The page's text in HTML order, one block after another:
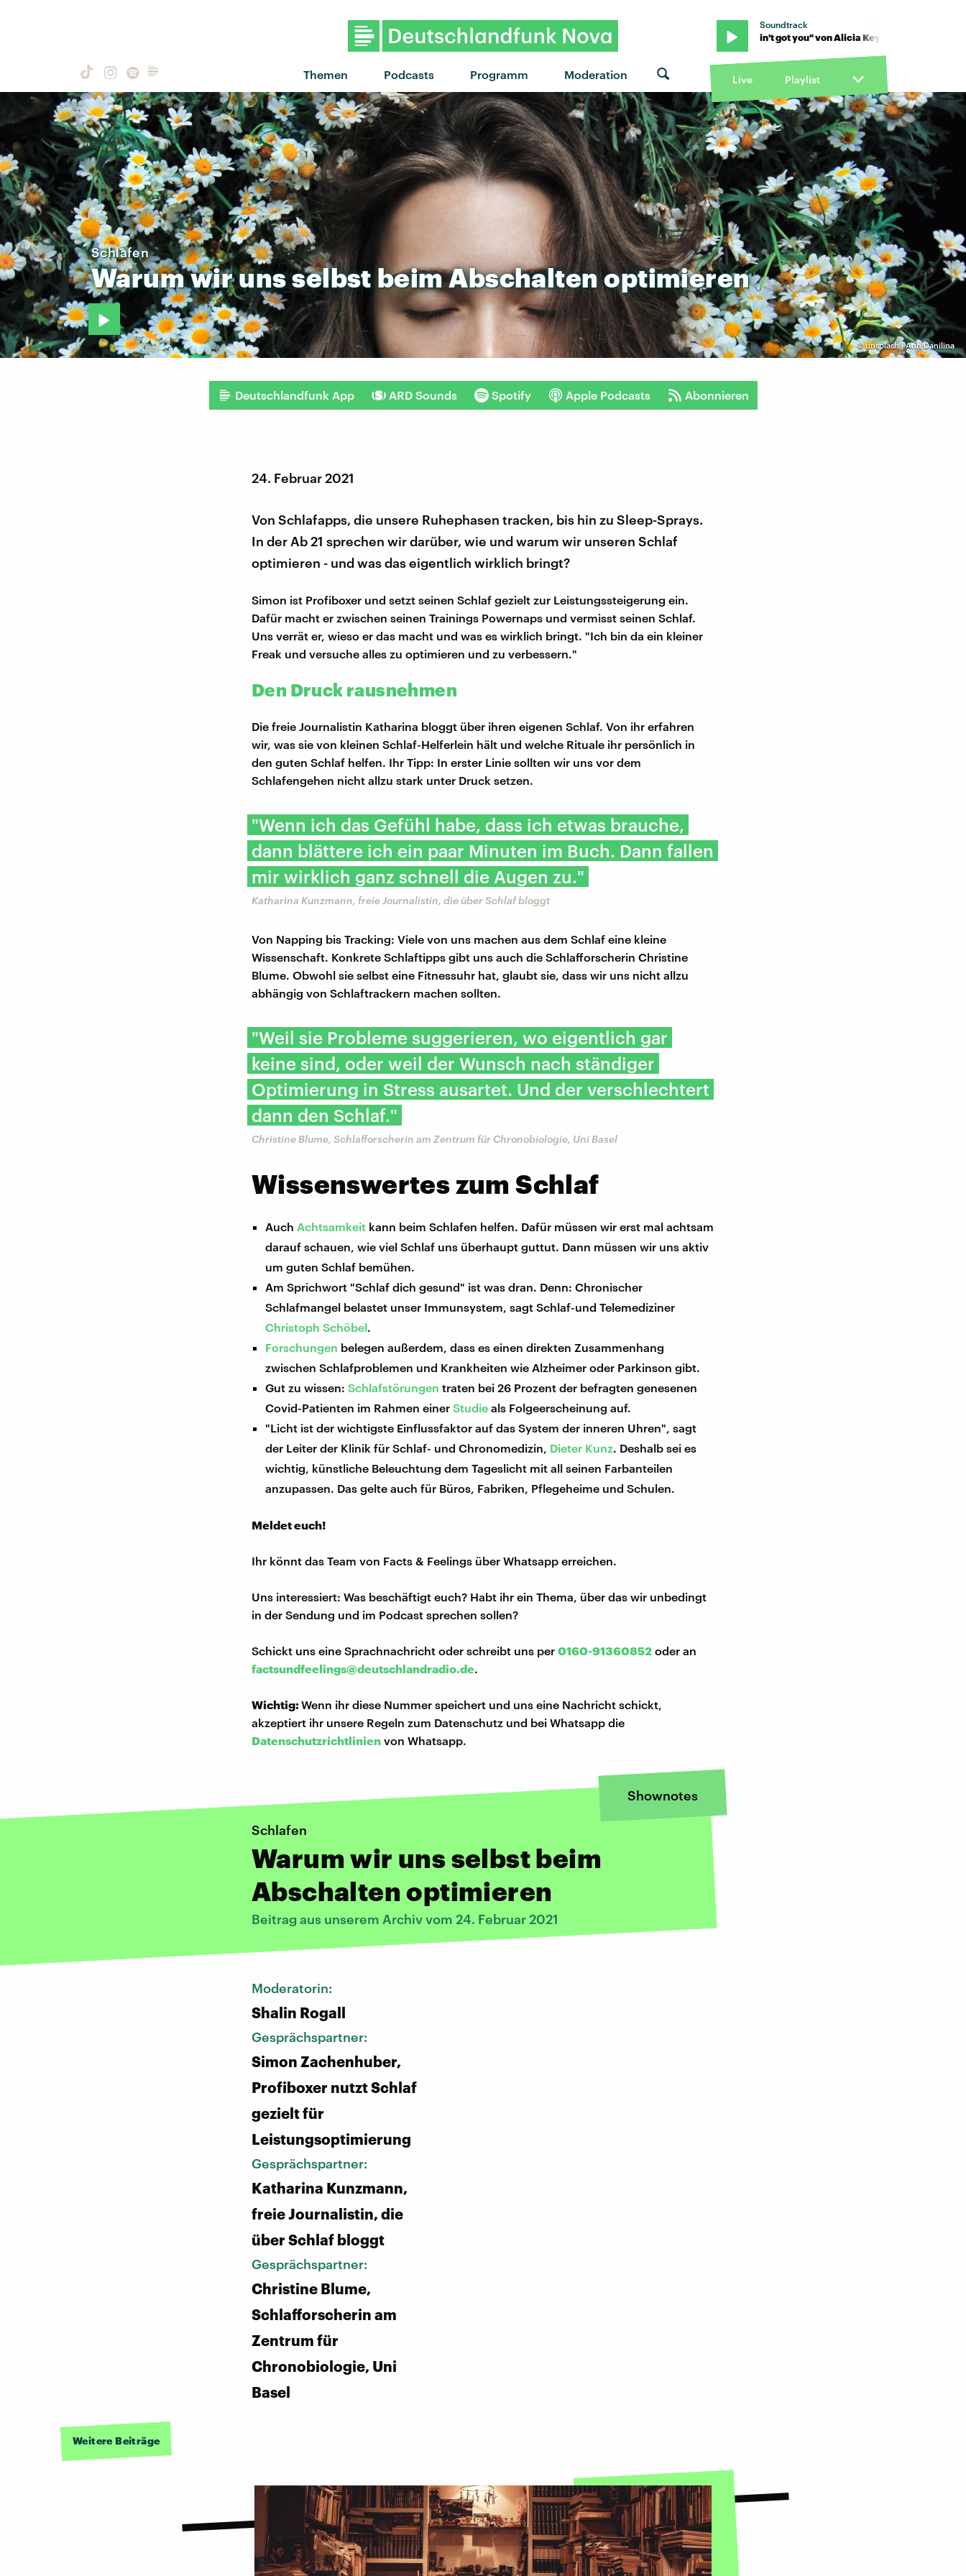
Themen Podcasts Programm Moderation
Soundtrack
"If I ain't got you" von Alicia Keys · "If I ain't got you" von Alicia Keys · "If I ain't got you" von
Live Playlist
©unsplash | Ann Danilina
Schlafen
Warumwirunsselbst beimAbschaltenoptimieren
Deutschlandfunk App ARD Sounds Spotify Apple Podcasts Abonnieren
24. Februar 2021
Von Schlafapps, die unsere Ruhephasen tracken, bis hin zu Sleep-Sprays.
In der Ab 21 sprechen wir darüber, wie und warum wir unseren Schlaf
optimieren - und was das eigentlich wirklich bringt?
Simon ist Profiboxer und setzt seinen Schlaf gezielt zur Leistungssteigerung ein.
Dafür macht er zwischen seinen Trainings Powernaps und vermisst seinen Schlaf.
Uns verrät er, wieso er das macht und was es wirklich bringt. "Ich bin da ein kleiner
Freak und versuche alles zu optimieren und zu verbessern."
Den Druck rausnehmen
Die freie Journalistin Katharina bloggt über ihren eigenen Schlaf. Von ihr erfahren
wir, was sie von kleinen Schlaf-Helferlein hält und welche Rituale ihr persönlich in
den guten Schlaf helfen. Ihr Tipp: In erster Linie sollten wir uns vor dem
Schlafengehen nicht allzu stark unter Druck setzen.
"Wenn ich das Gefühl habe, dass ich etwas brauche,
dann blättere ich ein paar Minuten im Buch. Dann fallen
mir wirklich ganz schnell die Augen zu."
Katharina Kunzmann, freie Journalistin, die über Schlaf bloggt
Von Napping bis Tracking: Viele von uns machen aus dem Schlaf eine kleine
Wissenschaft. Konkrete Schlaftipps gibt uns auch die Schlafforscherin Christine
Blume. Obwohl sie selbst eine Fitnessuhr hat, glaubt sie, dass wir uns nicht allzu
abhängig von Schlaftrackern machen sollten.
"Weil sie Probleme suggerieren, wo eigentlich gar
keine sind, oder weil der Wunsch nach ständiger
Optimierung in Stress ausartet. Und der verschlechtert
dann den Schlaf."
Christine Blume, Schlafforscherin am Zentrum für Chronobiologie, Uni Basel
Wissenswertes zum Schlaf
Auch Achtsamkeit kann beim Schlafen helfen. Dafür müssen wir erst mal achtsam
darauf schauen, wie viel Schlaf uns überhaupt guttut. Dann müssen wir uns aktiv
um guten Schlaf bemühen.
Am Sprichwort "Schlaf dich gesund" ist was dran. Denn: Chronischer
Schlafmangel belastet unser Immunsystem, sagt Schlaf-und Telemediziner
Christoph Schöbel.
Forschungen belegen außerdem, dass es einen direkten Zusammenhang
zwischen Schlafproblemen und Krankheiten wie Alzheimer oder Parkinson gibt.
Gut zu wissen:Schlafstörungen traten bei 26 Prozent der befragten genesenen
Covid-Patienten im Rahmen einerStudie als Folgeerscheinung auf.
"Licht ist der wichtigste Einflussfaktor auf das System der inneren Uhren", sagt
der Leiter der Klinik für Schlaf- und Chronomedizin, Dieter Kunz. Deshalb sei es
wichtig, künstliche Beleuchtung dem Tageslicht mit all seinen Farbanteilen
anzupassen. Das gelte auch für Büros, Fabriken, Pflegeheime und Schulen.
Meldet euch!
Ihr könnt das Team von Facts & Feelings über Whatsapp erreichen.
Uns interessiert: Was beschäftigt euch? Habt ihr ein Thema, über das wir unbedingt
in der Sendung und im Podcast sprechen sollen?
Schickt uns eine Sprachnachricht oder schreibt uns per 0160-91360852 oder an
factsundfeelings@deutschlandradio.de.
Wichtig:Wenn ihr diese Nummer speichert und uns eine Nachricht schickt,
akzeptiert ihr unsere Regeln zum Datenschutz und bei Whatsapp die
Datenschutzrichtlinien von Whatsapp.
Shownotes
Schlafen
Warum wir uns selbst beim
Abschalten optimieren
Beitrag aus unserem Archiv vom 24. Februar 2021
Moderatorin:
Shalin Rogall
Gesprächspartner:
Simon Zachenhuber,
Profiboxer nutzt Schlaf
gezielt für
Leistungsoptimierung
Gesprächspartner:
Katharina Kunzmann,
freie Journalistin, die
über Schlaf bloggt
Gesprächspartner:
Christine Blume,
Schlafforscherin am
Zentrum für
Chronobiologie, Uni
Basel
Weitere Beiträge